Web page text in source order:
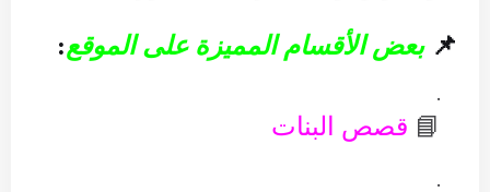
📌بعض الأقسام المميزة على الموقع:
📘 قصص البنات